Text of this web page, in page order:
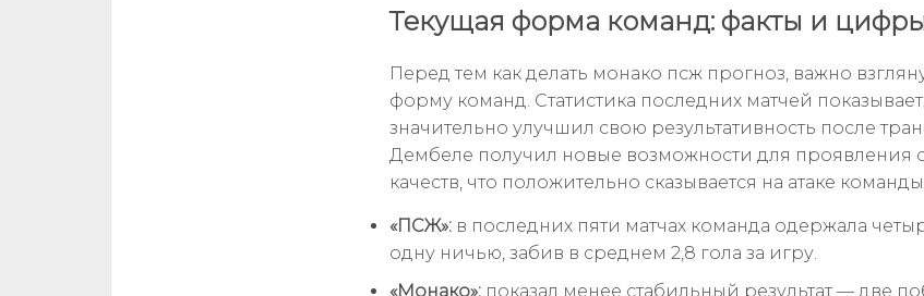
Текущая форма команд: факты и
Перед тем как делать монако псж прогноз, важно
форму команд. Статистика последних матчей
значительно улучшил свою результативность после
Дембеле получил новые возможности для проявления
качеств, что положительно сказывается на атаке команды.
«ПСЖ»: в последних пяти матчах команда одержала
одну ничью, забив в среднем 2,8 гола за игру.
«Монако»: показал менее стабильный результат — две